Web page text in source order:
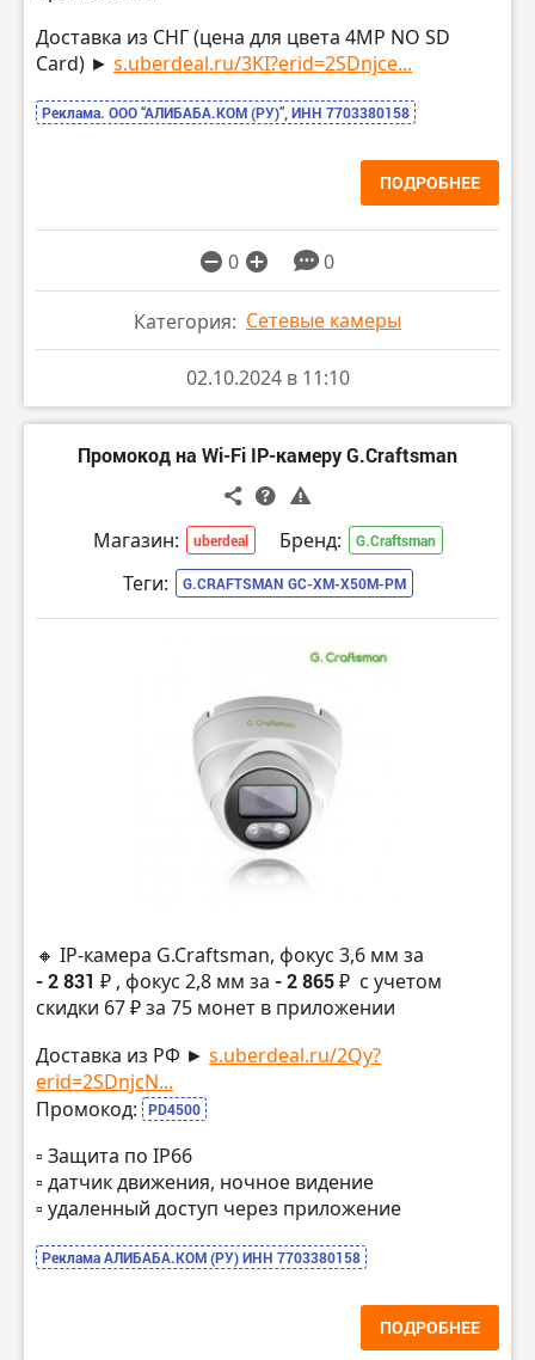
Доставка из СНГ (цена для цвета 4MP NO SD
Card) ► s.uberdeal.ru/3KI?erid=2SDnjce...
Реклама. ООО “АЛИБАБА.КОМ (РУ)”, ИНН 7703380158
ПОДРОБНЕЕ
0 0
Категория: Сетевые камеры
02.10.2024 в 11:10
Промокод на Wi-Fi IP-камеру G.Craftsman
Магазин: uberdeal Бренд: G.Craftsman
Теги: G.CRAFTSMAN GC-XM-X50M-PM
🔸 IP-камера G.Craftsman, фокус 3,6 мм за
- 2 831 ₽ , фокус 2,8 мм за - 2 865 ₽ с учетом
скидки 67 ₽ за 75 монет в приложении
Доставка из РФ ► s.uberdeal.ru/2Qy?
erid=2SDnjcN...
Промокод:
PD4500
▫️ Защита по IP66
▫️ датчик движения, ночное видение
▫️ удаленный доступ через приложение
Реклама АЛИБАБА.КОМ (РУ) ИНН 7703380158
ПОДРОБНЕЕ